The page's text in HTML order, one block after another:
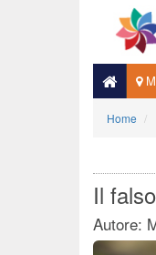
Home
Il
Autore: